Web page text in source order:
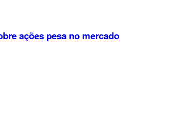
ações pesa no mercado